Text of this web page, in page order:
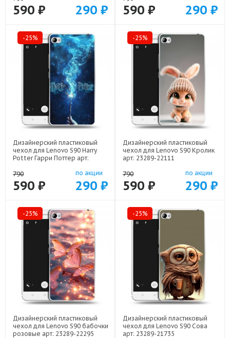
590 ₽ 290 ₽ 590 ₽ 290 ₽
-25%
Дизайнерский пластиковый
чехол для Lenovo S90 Harry
Potter Гарри Поттер арт:
790
590 ₽
по акции
290 ₽
-25%
Дизайнерский пластиковый
чехол для Lenovo S90 Кролик
арт: 23289-22111
790
590 ₽
по акции
290 ₽
-25%
Дизайнерский пластиковый
чехол для Lenovo S90 бабочки
розовые арт: 23289-22295
-25%
Дизайнерский пластиковый
чехол для Lenovo S90 Сова
арт: 23289-21735